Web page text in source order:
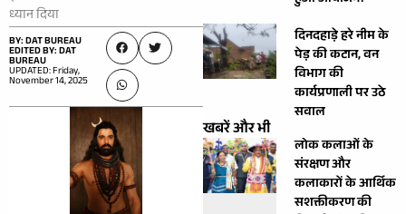
ध्यान दिया
BY: DAT BUREAU
EDITED BY: DAT
BUREAU
UPDATED: Friday,
November 14, 2025
दिनदहाड़े हरे नीम के
पेड़ की कटान, वन
विभाग की
कार्यप्रणाली पर उठे
सवाल
खबरें और भी
लोक कलाओं के
संरक्षण और
कलाकारों के आर्थिक
सशक्तीकरण की